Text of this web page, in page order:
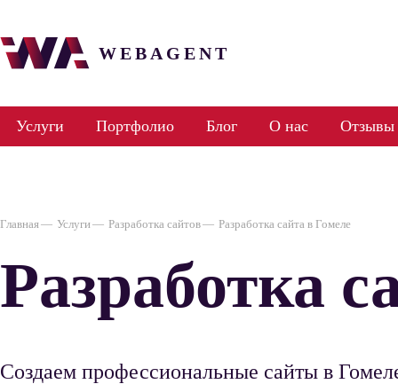
WEBAGENT
Услуги Портфолио Блог О нас Отзывы
Главная Услуги Разработка сайтов Разработка сайта в Гомеле
Разработка
Создаем профессиональные сайты в